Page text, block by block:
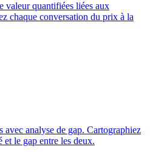
valeur quantifiées liées aux
chaque conversation du prix à la
avec analyse de gap. Cartographiez
et le gap entre les deux.